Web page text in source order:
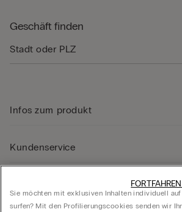
Geschäft finden
Infos zum produkt
Kundenservice
Sie möchten mit exklusiven Inhalten individuell
surfen? Mit den Profilierungscookies senden wir